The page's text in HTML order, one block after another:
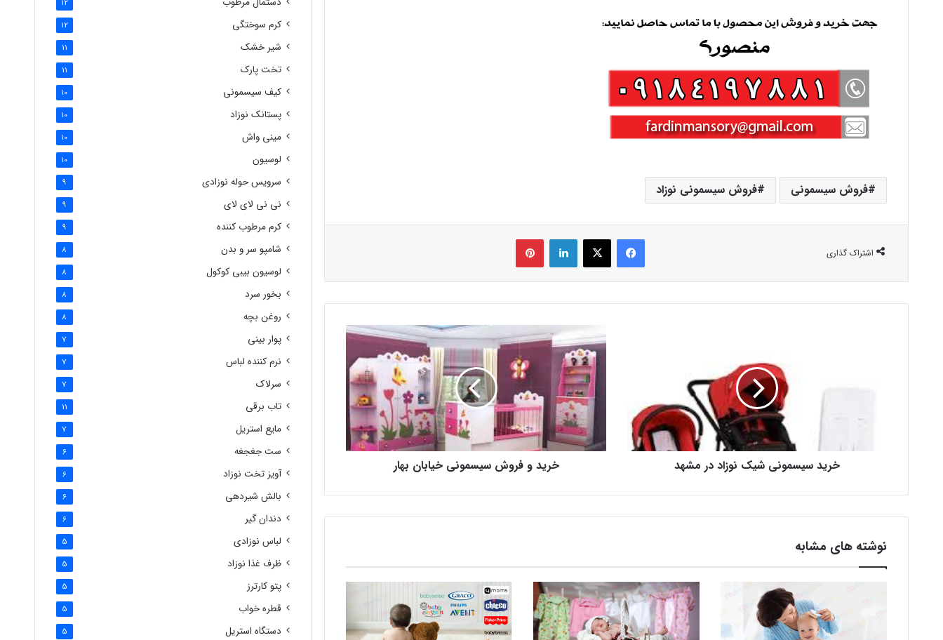
فروش سیسمونی فروش سیسمونی نوزاد
اشتراک گذاری
فیس بوک X لینکدین ‫پین‌ترست
خرید سیسمونی شیک نوزاد در مشهد خرید و فروش سیسمونی خیابان بهار
نوشته های مشابه
12
کرم سوختگی 12
شیر خشک 11
تخت پارک 11
کیف سیسمونی 10
پستانک نوزاد 10
مینی واش 10
لوسیون 10
سرویس حوله نوزادی 9
نی نی لای لای 9
کرم مرطوب کننده 9
شامپو سر و بدن 8
لوسیون بیبی کوکول 8
بخور سرد 8
روغن بچه 8
پوار بینی 7
نرم کننده لباس 7
سرلاک 7
تاب برقی 11
مایع استریل 7
ست جغجغه 6
آویز تخت نوزاد 6
بالش شیردهی 6
دندان گیر 6
لباس نوزادی 5
ظرف غذا نوزاد 5
پتو کارترز 5
قطره خواب 5
دستگاه استریل 5